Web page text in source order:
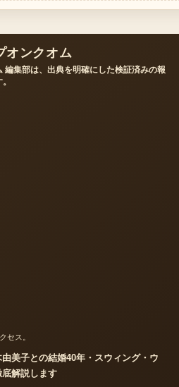
オンクオム
編集部は、出典を明確にした検証済みの報
セス。
美子との結婚40年・スウィング・ウ
解説します